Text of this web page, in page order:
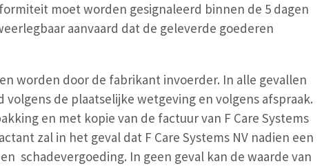
moet worden gesignaleerd binnen de 5 dagen
aanvaard dat de geleverde goederen
worden door de fabrikant invoerder. In alle gevallen
de plaatselijke wetgeving en volgens afspraak.
en met kopie van de factuur van F Care Systems
zal in het geval dat F Care Systems NV nadien een
schadevergoeding. In geen geval kan de waarde van